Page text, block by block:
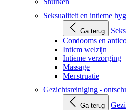
Snurken
Seksualiteit en intieme
Ga terug
Condooms en
Intiem welzijn
Intieme verzorging
Massage
Menstruatie
Gezichtsreiniging -
Ga terug